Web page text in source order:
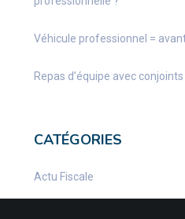
Véhicule professionnel =
Repas d’équipe avec
CATÉGORIES
Actu Fiscale